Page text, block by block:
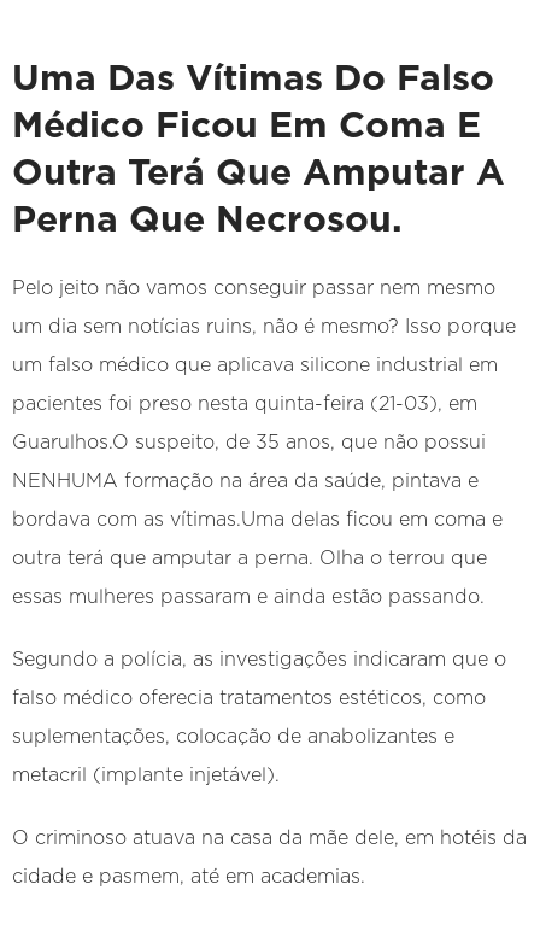
Uma Das Vítimas Do Falso
Médico Ficou Em Coma E
Outra Terá Que Amputar A
Perna Que Necrosou.
Pelo jeito não vamos conseguir passar nem mesmo
um dia sem notícias ruins, não é mesmo? Isso porque
um falso médico que aplicava silicone industrial em
pacientes foi preso nesta quinta-feira (21-03), em
Guarulhos.O suspeito, de 35 anos, que não possui
NENHUMA formação na área da saúde, pintava e
bordava com as vítimas.Uma delas ficou em coma e
outra terá que amputar a perna. Olha o terrou que
essas mulheres passaram e ainda estão passando.
Segundo a polícia, as investigações indicaram que o
falso médico oferecia tratamentos estéticos, como
suplementações, colocação de anabolizantes e
metacril (implante injetável).
O criminoso atuava na casa da mãe dele, em hotéis da
cidade e pasmem, até em academias.